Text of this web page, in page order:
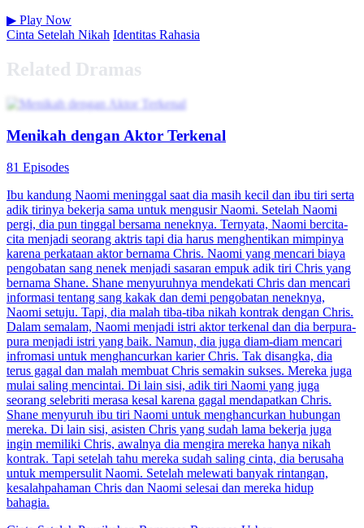
▶ Play Now
Cinta Setelah Nikah Identitas Rahasia
Related Dramas